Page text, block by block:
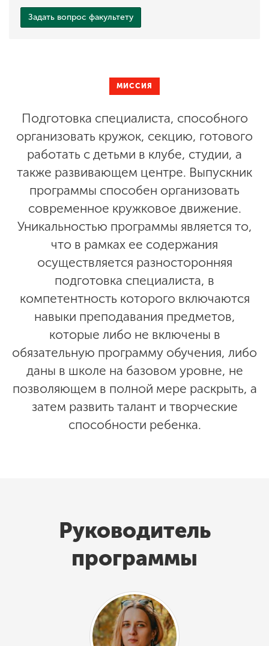
Задать вопрос факультету
МИССИЯ
Подготовка специалиста, способного
организовать кружок, секцию, готового
работать с детьми в клубе, студии, а
также развивающем центре. Выпускник
программы способен организовать
современное кружковое движение.
Уникальностью программы является то,
что в рамках ее содержания
осуществляется разносторонняя
подготовка специалиста, в
компетентность которого включаются
навыки преподавания предметов,
которые либо не включены в
обязательную программу обучения, либо
даны в школе на базовом уровне, не
позволяющем в полной мере раскрыть, а
затем развить талант и творческие
способности ребенка.
Руководитель
программы